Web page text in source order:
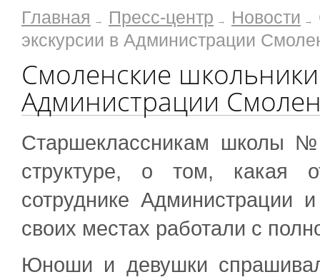
Главная Пресс-центр Новости
экскурсии в Администрации
Смоленские
Администрации
Старшеклассникам школы №
структуре, о том, какая
сотруднике
своих местах работали с
Юноши и девушки